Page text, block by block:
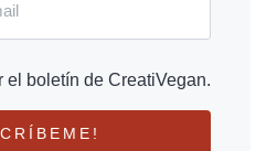
boletín de CreatiVegan.